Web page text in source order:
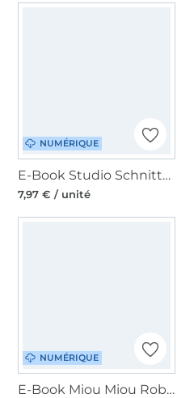
NUMÉRIQUE
E-Book Studio Schnittreif Mme Yoko, en français
7,97 € / unité
NUMÉRIQUE
E-Book Miou Miou Robe Marlisa, en allemand